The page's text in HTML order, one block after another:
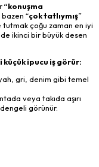
“konuşma
“çok tatlıymış”
tutmak çoğu zaman en iyi
ikinci bir büyük desen
ipucu iş görür:
gri, denim gibi temel
veya takıda aşırı
görünür.